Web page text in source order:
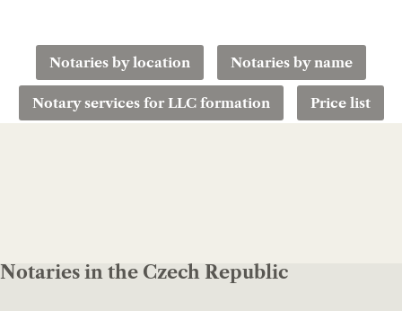
Notaries by location Notaries by name
Notary services for LLC formation Price list
Notaries in the Czech Republic